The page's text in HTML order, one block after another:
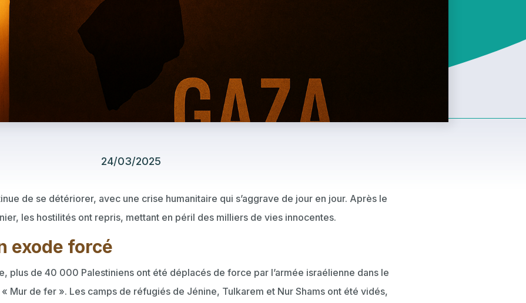
24/03/2025
de se détériorer, avec une crise humanitaire qui s’aggrave de jour en jour. Après le
les hostilités ont repris, mettant en péril des milliers de vies innocentes.
exode forcé
plus de 40 000 Palestiniens ont été déplacés de force par l’armée israélienne dans le
Mur de fer ». Les camps de réfugiés de Jénine, Tulkarem et Nur Shams ont été vidés,